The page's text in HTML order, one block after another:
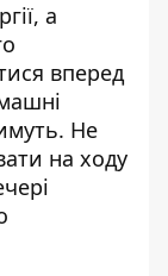
а
вперед
Не
на ходу